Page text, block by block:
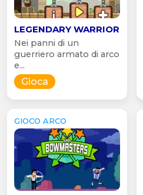
LEGENDARY WARRIOR
Nei panni di un
guerriero armato di arco
e...
Gioca
GIOCO ARCO